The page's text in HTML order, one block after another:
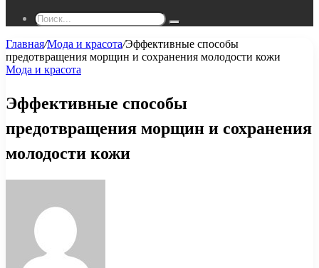
Поиск...
Главная/Мода и красота/Эффективные способы
предотвращения морщин и сохранения молодости кожи
Мода и красота
Эффективные способы
предотвращения морщин и сохранения
молодости кожи